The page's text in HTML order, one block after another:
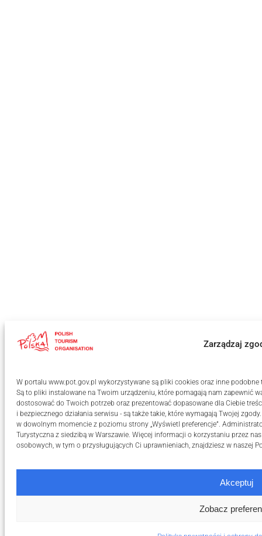
Zarządzaj
W portalu www.pot.gov.pl wykorzystywane są pliki cookies oraz inne
Są to pliki instalowane na Twoim urządzeniu, które pomagają nam zapewnić
dostosować do Twoich potrzeb oraz prezentować dopasowane dla Ciebie
i bezpiecznego działania serwisu - są także takie, które wymagają Twojej
w dowolnym momencie z poziomu strony „Wyświetl preferencje”.
Turystyczna z siedzibą w Warszawie. Więcej informacji o korzystaniu przez
osobowych, w tym o przysługujących Ci uprawnieniach, znajdziesz w naszej
Akceptuj
Zobacz